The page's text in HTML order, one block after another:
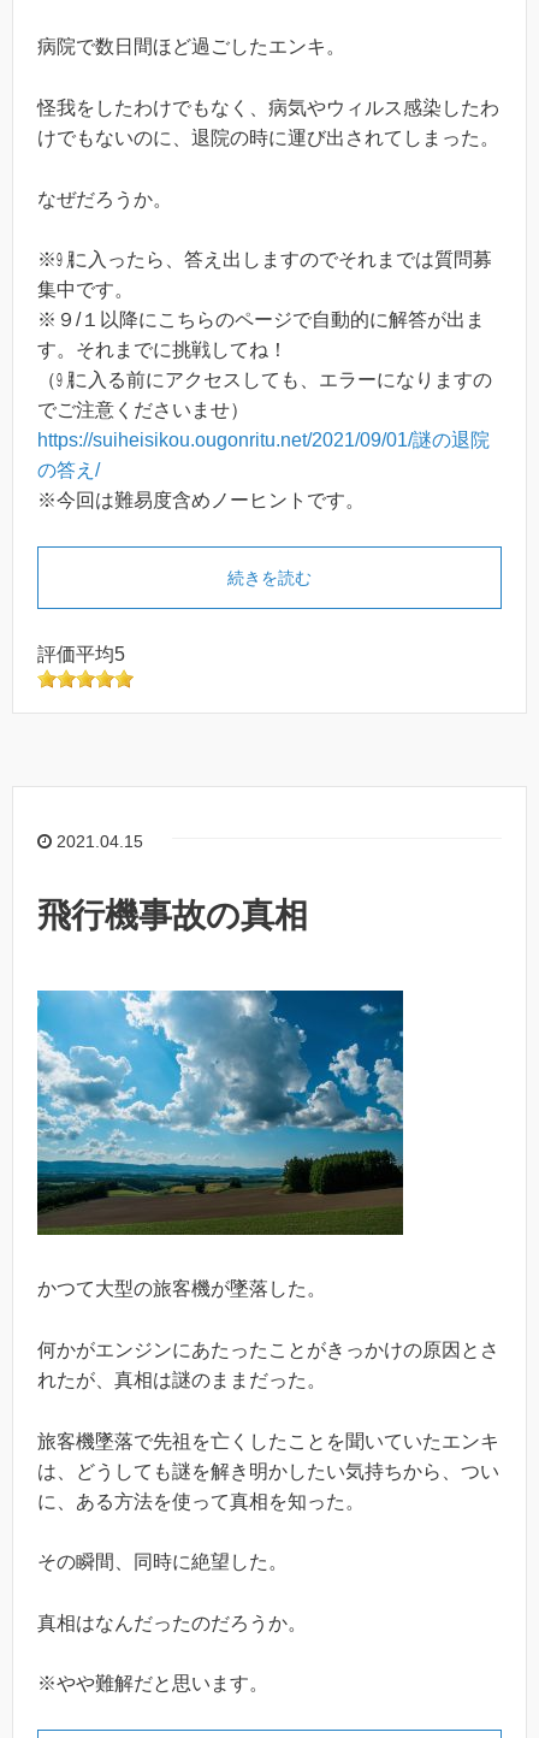
病院で数日間ほど過ごしたエンキ。
怪我をしたわけでもなく、病気やウィルス感染したわ
けでもないのに、退院の時に運び出されてしまった。
なぜだろうか。
※㋈に入ったら、答え出しますのでそれまでは質問募
集中です。
※９/１以降にこちらのページで自動的に解答が出ま
す。それまでに挑戦してね！
（㋈に入る前にアクセスしても、エラーになりますの
でご注意くださいませ）
https://suiheisikou.ougonritu.net/2021/09/01/謎の退院
の答え/
※今回は難易度含めノーヒントです。
続きを読む
評価平均5
2021.04.15
飛行機事故の真相
かつて大型の旅客機が墜落した。
何かがエンジンにあたったことがきっかけの原因とさ
れたが、真相は謎のままだった。
旅客機墜落で先祖を亡くしたことを聞いていたエンキ
は、どうしても謎を解き明かしたい気持ちから、つい
に、ある方法を使って真相を知った。
その瞬間、同時に絶望した。
真相はなんだったのだろうか。
※やや難解だと思います。